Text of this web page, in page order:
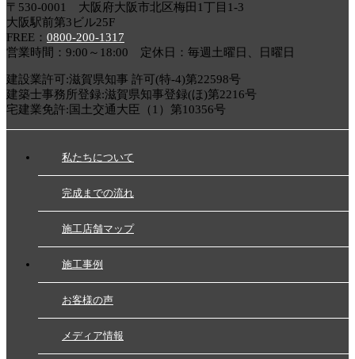
〒530-0001 大阪府大阪市北区梅田1丁目1-3
大阪駅前第3ビル25F
FREE： 0800-200-1317
営業時間：9:00～18:00 定休日：毎週土曜日、日曜日
建設業許可:滋賀県知事 許可(特-4)第22598号
建築士事務所登録:滋賀県知事登録(ほ)第2216号
宅建業免許:国土交通大臣（1）第10356号
私たちについて
完成までの流れ
施工店舗マップ
施工事例
お客様の声
メディア情報